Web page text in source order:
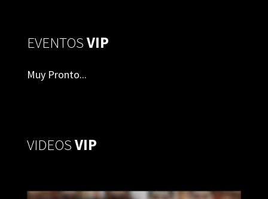
EVENTOSVIP
Muy Pronto...
VIDEOSVIP